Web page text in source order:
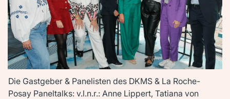
Die Gastgeber & Panelisten des DKMS & La Roche-
Posay Paneltalks: v.l.n.r.: Anne Lippert, Tatiana von